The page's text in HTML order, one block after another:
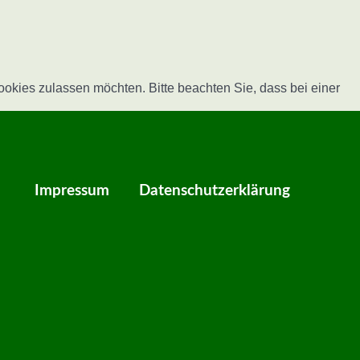
Impressum Datenschutzerklärung
zulassen möchten. Bitte beachten Sie, dass bei einer